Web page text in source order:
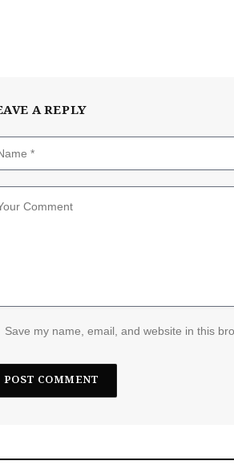
A REPLY
Save my name, email, and website in this